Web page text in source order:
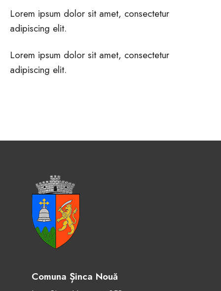
Lorem ipsum dolor sit amet, consectetur
adipiscing elit.
Lorem ipsum dolor sit amet, consectetur
adipiscing elit.
Comuna Șinca Nouă